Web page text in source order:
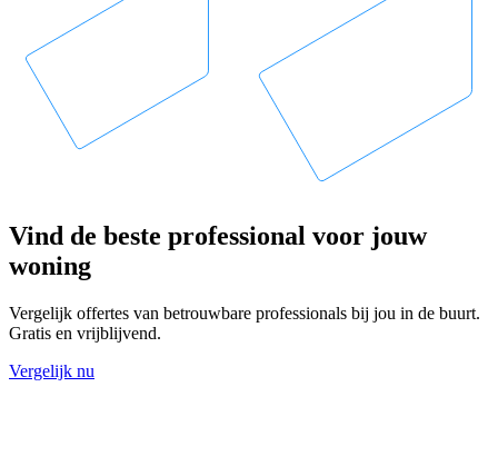
Vind de beste professional voor jouw
woning
Vergelijk offertes van betrouwbare professionals bij jou in de buurt.
Gratis en vrijblijvend.
Vergelijk nu